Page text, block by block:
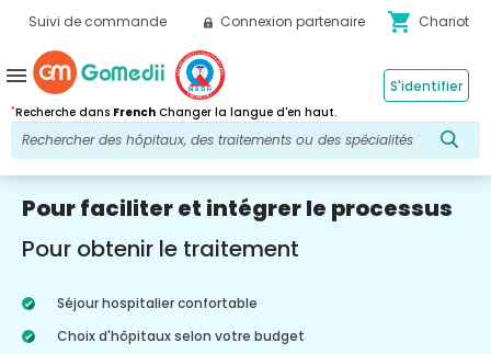
Suivi de commande Connexion partenaire shopping_cart Chariot
*Recherche dans French Changer la langue d'en haut.
S'identifier
menu
Pour faciliter et intégrer le processus
Pour obtenir le traitement
Séjour hospitalier confortable
Choix d'hôpitaux selon votre budget